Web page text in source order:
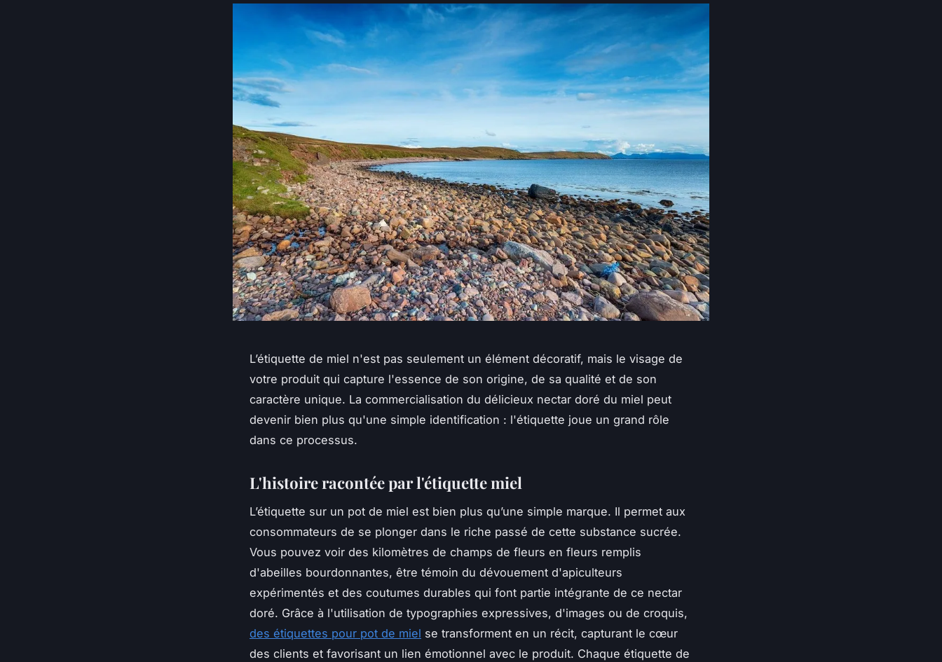
L’étiquette de miel n'est pas seulement un élément décoratif, mais le visage de
votre produit qui capture l'essence de son origine, de sa qualité et de son
caractère unique. La commercialisation du délicieux nectar doré du miel peut
devenir bien plus qu'une simple identification : l'étiquette joue un grand rôle
dans ce processus.
L'histoire racontée par l'étiquette miel
L’étiquette sur un pot de miel est bien plus qu’une simple marque. Il permet aux
consommateurs de se plonger dans le riche passé de cette substance sucrée.
Vous pouvez voir des kilomètres de champs de fleurs en fleurs remplis
d'abeilles bourdonnantes, être témoin du dévouement d'apiculteurs
expérimentés et des coutumes durables qui font partie intégrante de ce nectar
doré. Grâce à l'utilisation de typographies expressives, d'images ou de croquis,
des étiquettes pour pot de miel se transforment en un récit, capturant le cœur
des clients et favorisant un lien émotionnel avec le produit. Chaque étiquette de